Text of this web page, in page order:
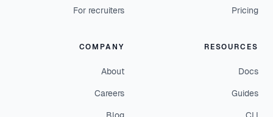
Pricing
For recruiters
RESOURCES
Docs
Guides
COMPANY
About
Careers